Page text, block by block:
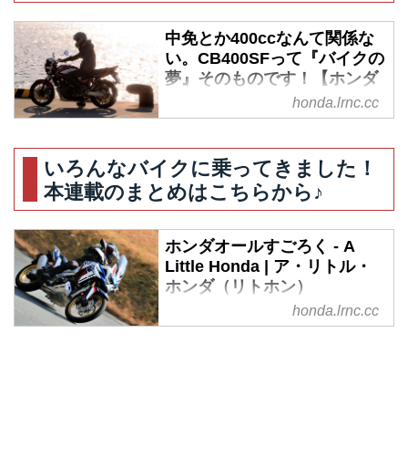
中免とか400ccなんて関係な
い。CB400SFって『バイクの
夢』そのものです！【ホンダ
オールすごろく／第37回
CB400SF 後編】 - A Little
（リトホン）
定番だけど、さらっと“定番”なん
て言うには基本的なレベルが高す
ぎるCB400SFですが、実際に乗
って感じるのは性能を超えた『そ
の先』にある部分です。このバイ
クに乗れば、本当に、バイク乗り
として幸せになれる！
honda.lrnc.cc
いろんなバイクに乗ってきました！
本連載のまとめはこちらから♪
ホンダオールすごろく - A
Little Honda | ア・リトル・
ホンダ（リトホン）
ホンダオールすごろく の記事一
honda.lrnc.cc